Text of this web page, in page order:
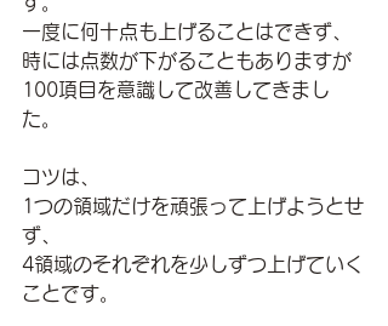
一度に何十点も上げることはできず、
時には点数が下がることもありますが
100項目 を意識して改善してきまし
た。
コツは、
1つの領域だけを頑張って上げようとせ
ず、
4領域のそれぞれを少しずつ上げていく
ことです。